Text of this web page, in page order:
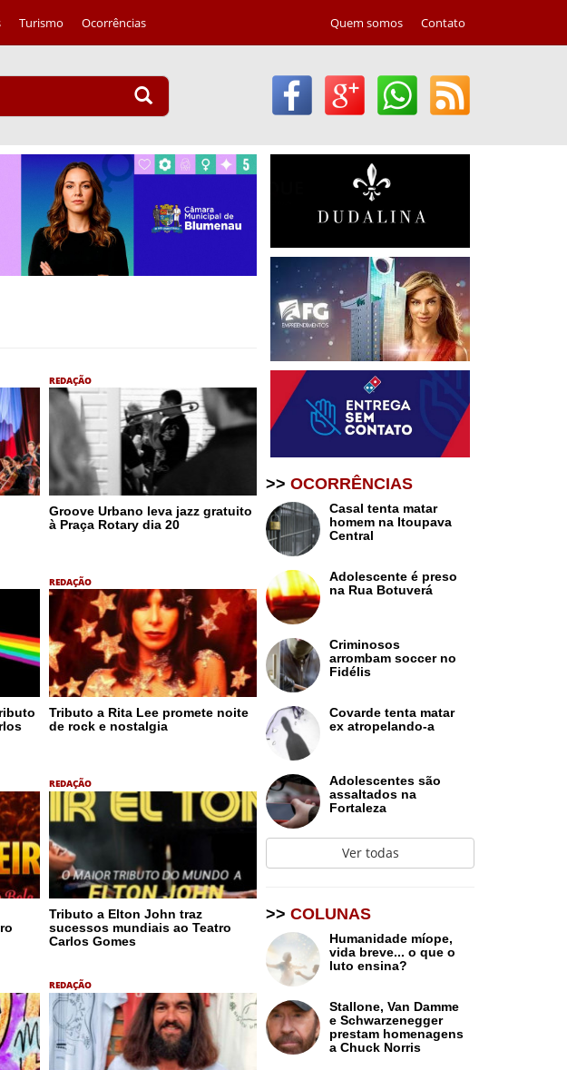
Turismo Ocorrências Quem somos Contato
REDAÇÃO
Groove Urbano leva jazz gratuito
à Praça Rotary dia 20
REDAÇÃO
Tributo a Rita Lee promete noite
de rock e nostalgia
REDAÇÃO
Tributo a Elton John traz
sucessos mundiais ao Teatro
Carlos Gomes
REDAÇÃO
>> OCORRÊNCIAS
Casal tenta matar
homem na Itoupava
Central
Adolescente é preso
na Rua Botuverá
Criminosos
arrombam soccer no
Fidélis
Covarde tenta matar
ex atropelando-a
Adolescentes são
assaltados na
Fortaleza
Ver todas
>> COLUNAS
Humanidade míope,
vida breve... o que o
luto ensina?
Stallone, Van Damme
e Schwarzenegger
prestam homenagens
a Chuck Norris